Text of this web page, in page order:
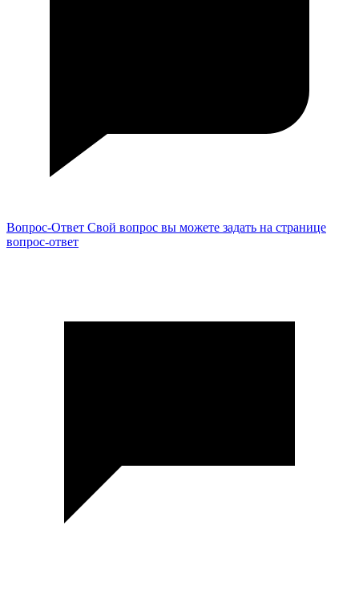
Вопрос-Ответ Свой вопрос вы можете задать на странице
вопрос-ответ